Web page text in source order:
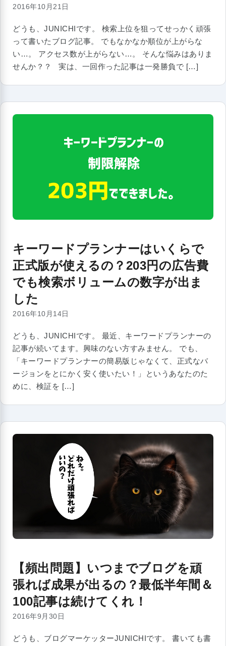
2016年10月21日
どうも、JUNICHIです。 検索上位を狙ってせっかく頑張
って書いたブログ記事。 でもなかなか順位が上がらな
い…。 アクセス数が上がらない…。 そんな悩みはありま
せんか？？ 実は、一回作った記事は一発勝負で […]
キーワードプランナーはいくらで
正式版が使えるの？203円の広告費
でも検索ボリュームの数字が出ま
した
2016年10月14日
どうも、JUNICHIです。 最近、キーワードプランナーの
記事が続いてます。興味のない方すみません。 でも、
「キーワードプランナーの簡易版じゃなくて、正式なバ
ージョンをとにかく安く使いたい！」というあなたのた
めに、検証を […]
【頻出問題】いつまでブログを頑
張れば成果が出るの？最低半年間＆
100記事は続けてくれ！
2016年9月30日
どうも、ブログマーケッターJUNICHIです。 書いても書